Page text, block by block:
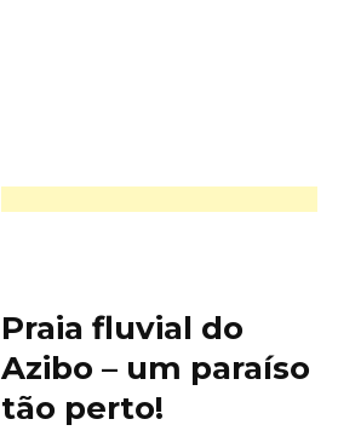
dormir?
Lifestyle
Restaurantes
Praia fluvial do
Azibo – um paraíso
tão perto!